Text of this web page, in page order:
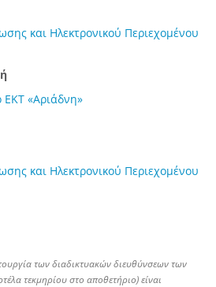
και Ηλεκτρονικού Περιεχομένου
ΕΚΤ «Αριάδνη»
και Ηλεκτρονικού Περιεχομένου
των διαδικτυακών διευθύνσεων των
τεκμηρίου στο αποθετήριο) είναι